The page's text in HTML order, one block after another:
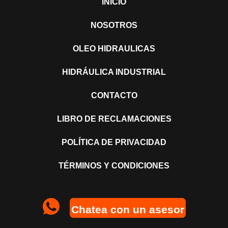
INICIO
NOSOTROS
OLEO HIDRAULICAS
HIDRÁULICA INDUSTRIAL
CONTACTO
LIBRO DE RECLAMACIONES
POLÍTICA DE PRIVACIDAD
TÉRMINOS Y CONDICIONES
Chatea con un asesor